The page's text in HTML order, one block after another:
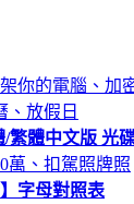
你的電腦、加
、放假日
繁體中文版 光
萬、扣駕照牌照
字母對照表